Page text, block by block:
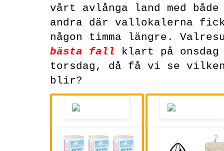
vårt avlånga land med
andra där vallokalerna
någon timma längre.
bästa fall klart på
torsdag, då få vi se
blir?